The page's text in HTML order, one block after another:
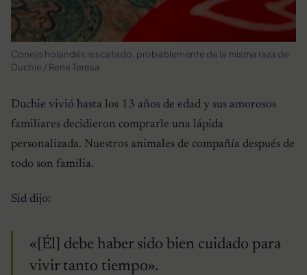
Conejo holandés rescatado, probablemente de la misma raza de
Duchie / Rene Teresa
Duchie vivió hasta los 13 años de edad y sus amorosos
familiares decidieron comprarle una lápida
personalizada. Nuestros animales de compañía después de
todo son familia.
Sid dijo:
«[Él] debe haber sido bien cuidado para
vivir tanto tiempo».